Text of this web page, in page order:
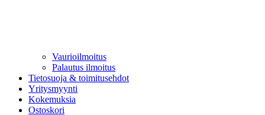
Vaurioilmoitus
Palautus ilmoitus
Tietosuoja & toimitusehdot
Yritysmyynti
Kokemuksia
Ostoskori